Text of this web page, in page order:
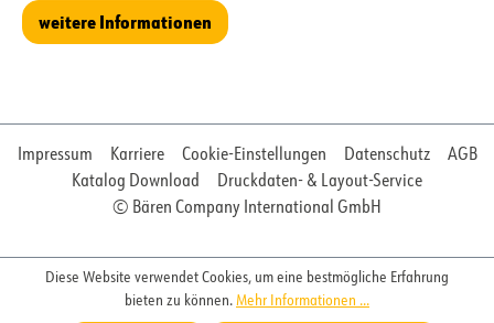
weitere Informationen
Impressum Karriere Cookie-Einstellungen Datenschutz
AGB
Katalog Download
Druckdaten- & Layout-Service
© Bären Company International GmbH
Diese Website verwendet Cookies, um eine bestmögliche Erfahrung
bieten zu können. Mehr Informationen ...